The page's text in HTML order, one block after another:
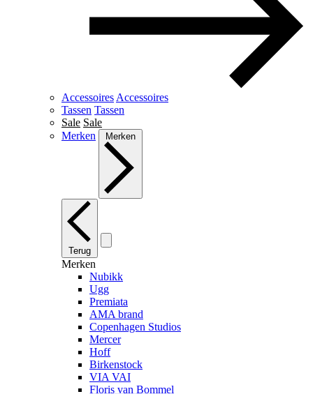
Accessoires Accessoires
Tassen Tassen
Sale Sale
Merken
Merken
Terug
Merken
Nubikk
Ugg
Premiata
AMA brand
Copenhagen Studios
Mercer
Hoff
Birkenstock
VIA VAI
Floris van Bommel